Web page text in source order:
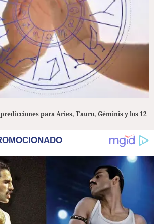
para Aries, Tauro, Géminis y los 12